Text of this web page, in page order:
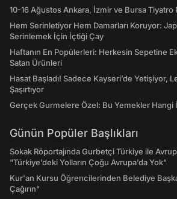
10-16 Ağustos Ankara, İzmir ve Bursa Tiyatro
Hem Serinletiyor Hem Damarları Koruyor:
Serinlemek İçin İçtiği Çay
Haftanın En Popülerleri: Herkesin Sepetine
Satan Ürünleri
Hasat Başladı! Sadece Kayseri’de Yetişiyor,
Şaşırtıyor
Gerçek Gurmelere Özel: Bu Yemekler Hangi
Günün Popüler Başlıkları
Sokak Röportajında Gurbetçi Türkiye ile
"Türkiye’deki Yolların Çoğu Avrupa’da Yok"
Kur'an Kursu Öğrencilerinden Belediye
Çağırın"